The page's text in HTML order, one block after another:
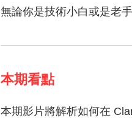
無論你是技術小白或是老
本期看點
本期影片將解析如何在